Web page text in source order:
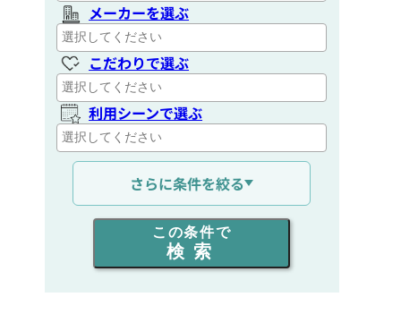
メーカーを選ぶ
こだわりで選ぶ
利用シーンで選ぶ
通信距離を選ぶ
出力を選ぶ
同時通話人数を選ぶ
さらに条件を絞る
この条件で
検索